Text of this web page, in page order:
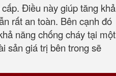
Điều này giúp tăng khả
rất an toàn. Bên cạnh đó
năng chống cháy tại một
sản giá trị bên trong sẽ